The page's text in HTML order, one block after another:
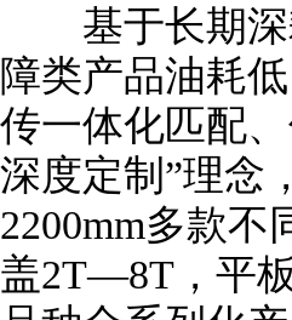
基于长期深
障类产品油耗
传一体化匹配
深度定制”理念
2200mm多款不
盖2T—8T，平